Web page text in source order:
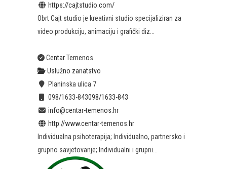
https://cajtstudio.com/
Obrt Cajt studio je kreativni studio specijaliziran za
video produkciju, animaciju i grafički diz...
Centar Temenos
Uslužno zanatstvo
Planinska ulica 7
098/1633-843098/1633-843
info@centar-temenos.hr
http://www.centar-temenos.hr
Individualna psihoterapija; Individualno, partnersko i
grupno savjetovanje; Individualni i grupni...